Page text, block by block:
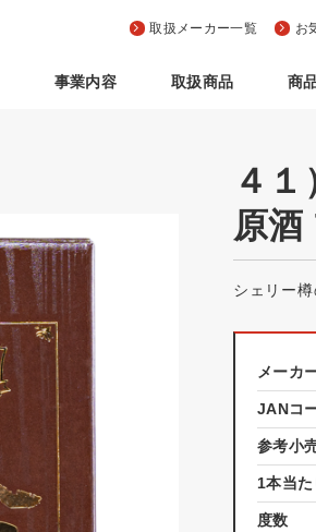
事業内容 取扱商品 商
取扱メーカー一覧 お
４
原酒
シェリー
メーカ
JANコ
参考小
1本当
度数